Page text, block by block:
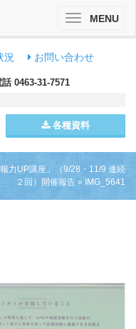
況 お問い合わせ
話 0463-31-7571
各種資料
ToggleMENU
報力UP講座」（9/28・11/9 連続
２回）開催報告 » IMG_5641